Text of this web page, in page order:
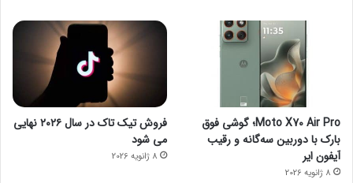
Moto X70 Air Pro؛ گوشی فوق
بارک با دوربین سه‌گانه و رقیب
آیفون ایر
8 ژانویه 2026
فروش تیک تاک در سال ۲۰۲۶ نهایی
می شود
8 ژانویه 2026